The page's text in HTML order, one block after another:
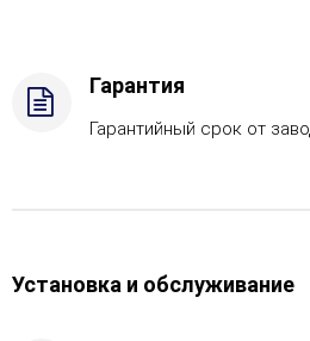
Гарантия
Гарантийный срок от
Установка и обслуживание